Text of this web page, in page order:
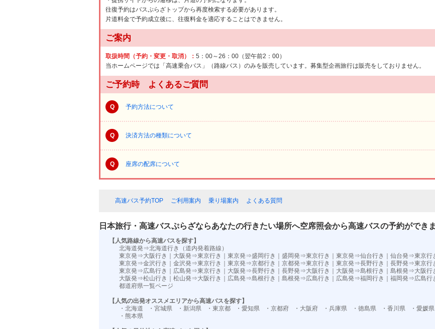
往復予約はバスぷらざトップから再度検索する必要があります。
片道料金で予約成立後に、往復料金を適応することはできません。
ご案内
取扱時間（予約・変更・取消）： 5：00～26：00（翌午前2：00）
当ホームページでは「高速乗合バス」（路線バス）のみを販売しています。募集型企画旅行は販売をしておりません。
ご予約時 よくあるご質問
Q 予約方法について
Q 決済方法の種類について
Q 座席の配席について
高速バス予約TOP ご利用案内 乗り場案内 よくある質問
日本旅行・高速バスぷらざならあなたの行きたい場所へ空席照会から高速バスの予約ができま
【人気路線から高速バスを探す】
北海道発⇒北海道行き（道内発着路線）
東京発⇒大阪行き
大阪発⇒東京行き 東京発⇒盛岡行き 盛岡発⇒東京行き 東京発⇒仙台行き 仙台発⇒東京行
東京発⇒金沢行き
金沢発⇒東京行き 東京発⇒京都行き 京都発⇒東京行き 東京発⇒長野行き 長野発⇒東京行
東京発⇒広島行き
広島発⇒東京行き 大阪発⇒長野行き 長野発⇒大阪行き 大阪発⇒島根行き 島根発⇒大阪行
大阪発⇒松山行き
松山発⇒大阪行き 広島発⇒島根行き 島根発⇒広島行き 広島発⇒福岡行き 福岡発⇒広島行
都道府県一覧ページ
【人気の出発オススメエリアから高速バスを探す】
・北海道
・宮城県 ・新潟県 ・東京都 ・愛知県 ・京都府 ・大阪府 ・兵庫県 ・徳島県 ・香川県 ・愛媛県
・熊本県